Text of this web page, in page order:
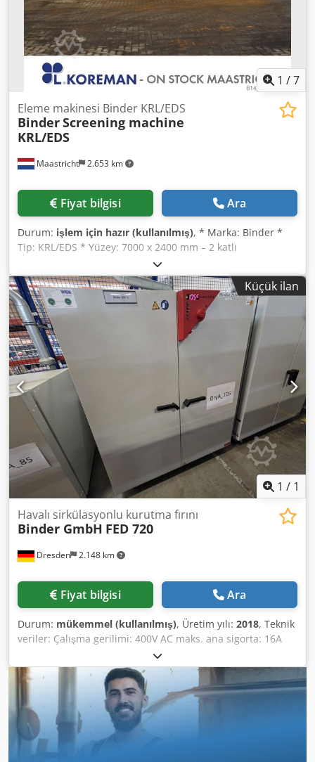
only for identification and description of the products.
Deviations from technical data and errors in the
description of the article may occur and are reserved.
1 /7
Maastricht 2.653 km
Eleme makinesi Binder KRL/EDS
BinderScreening machine
KRL/EDS
Fiyat bilgisi Ara
Durum: işlem için hazır (kullanılmış), * Marka: Binder *
Tip: KRL/EDS * Yüzey: 7000 x 2400 mm – 2 katlı
Dcedjywmfzopfx Afkjk * Üst kat elek açıklığı: 70 x 70 mm *
Alt kat elek açıklığı: 8 mm flip-flop * Tahrik: 30 kW elektrik
motoru
Küçük ilan
1 / 1
Dresden 2.148 km
Havalı sirkülasyonlu kurutma fırını
Binder GmbH FED 720
Fiyat bilgisi Ara
Durum: mükemmel (kullanılmış), Üretim yılı: 2018, Teknik
veriler: Çalışma gerilimi: 400V AC maks. ana sigorta: 16A
Frekans: 50/60Hz Elektrik bağlantı gücü: 4,5kW Sıcaklık
aralığı: Oda sıcaklığının +12°C üzerinde, 300°C'ye kadar
150°C'de mekansal sıcaklık sapması: ± 2,0K 150°C'de
zamansal sıcaklık sapması: ± 0,6K Dcjdpfx Ajxzukkofkjk
150°C'ye ısıtma süresi: 25dk 150°C'de kapı açıldıktan sonra
30 sn'de toparlanma süresi: 6dk 100°C'de hava değişim
oranı: 5x/saat İç hacim: 741l Her raf için maksimum yük:
45kg Maksimum toplam yük: 315kg 150°C'de enerji